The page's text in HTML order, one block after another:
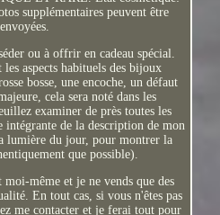
supplémentaires peuvent être
envoyées.
ou à offrir en cadeau spécial.
aspects habituels des bijoux
bosse, une encoche, un défaut
cela sera noté dans les
examiner de près toutes les
intégrante de la description de mon
lumière du jour, pour montrer la
que possible).
même et je ne vends que des
En tout cas, si vous n'êtes pas
me contacter et je ferai tout pour